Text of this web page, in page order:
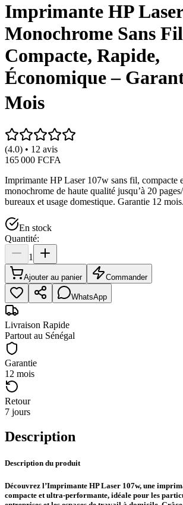
Imprimante HP
Monochrome Sans
Compacte, Rapide,
Économique –
Mois
(4.0) • 12 avis
165 000 FCFA
Imprimante HP Laser 107w sans fil, compacte
monochrome de haute qualité jusqu’à 20
bureaux et usage domestique. Garantie 12 mois.
En stock
Quantité:
1
Ajouter au panier Commander
WhatsApp
Livraison Rapide
Partout au Sénégal
Garantie
12 mois
Retour
7 jours
Description
Description du produit
Découvrez l’Imprimante HP Laser 107w, une
compacte et ultra-performante, idéale pour les